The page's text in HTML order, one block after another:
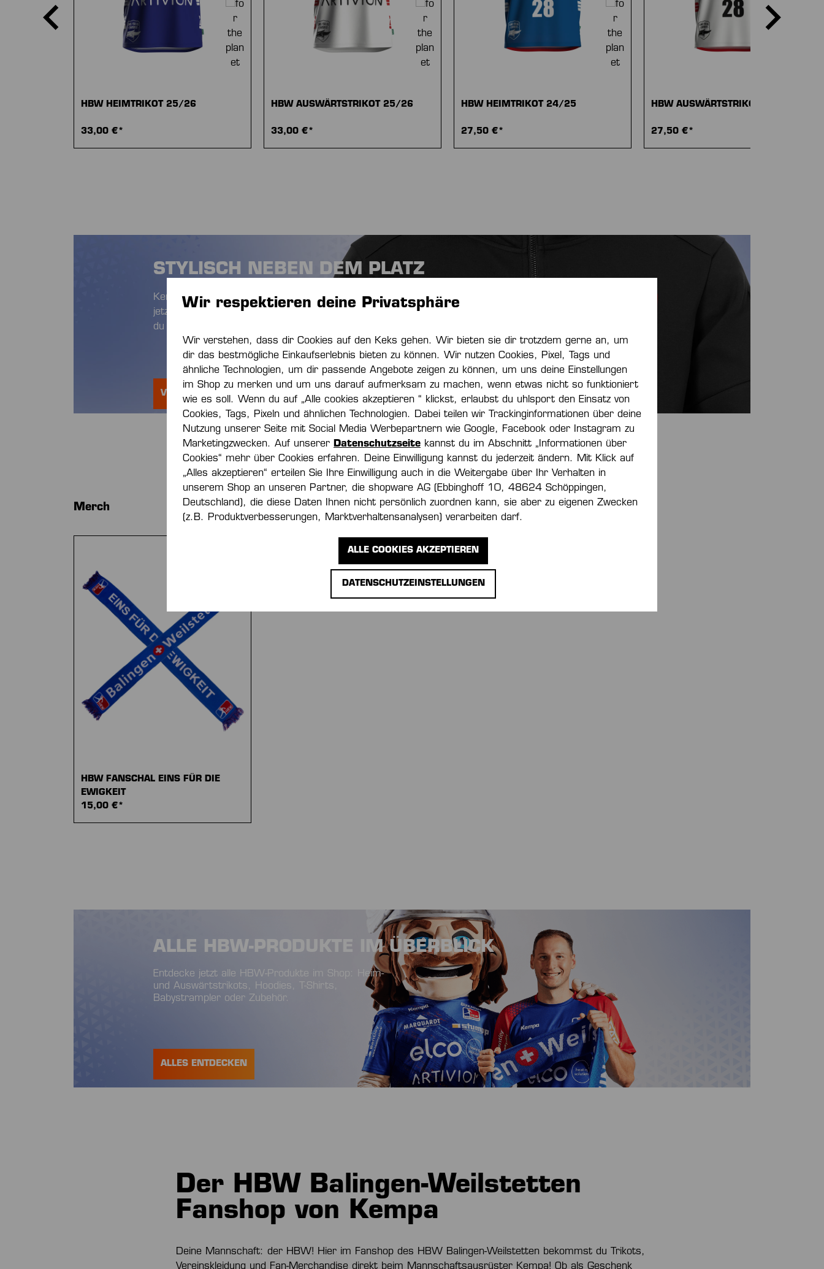
HBW HEIMTRIKOT 25/26
33,00 €*
HBW AUSWÄRTSTRIKOT 25/26
33,00 €*
HBW HEIMTRIKOT 24/25
27,50 €*
HBW AUSWÄRTSTRIKOT 24/25
27,50 €*
STYLISCH NEBEN DEM PLATZ
Kempa ist der offizielle Ausrüster des HBW Balingen-Weilstetten. Entdecke
jetzt die Vereinskleidung des HBW! Mit der STATUS Kollektion von Kempa bist
du bestens gerüstet für die Bank oder die Tribüne.
VEREINSKLEIDUNG SHOPPEN
Produktgalerie überspringen
Merch
HBW FANSCHAL EINS FÜR DIE
EWIGKEIT
15,00 €*
ALLE HBW-PRODUKTE IM ÜBERBLICK
Entdecke jetzt alle HBW-Produkte im Shop: Heim-
und Auswärtstrikots, Hoodies, T-Shirts,
Babystrampler oder Zubehör.
ALLES ENTDECKEN
Der HBW Balingen-Weilstetten
Fanshop von Kempa
Deine Mannschaft: der HBW! Hier im Fanshop des HBW Balingen-Weilstetten bekommst du Trikots,
Vereinskleidung und Fan-Merchandise direkt beim Mannschaftsausrüster Kempa! Ob als Geschenk
Wir respektieren deine Privatsphäre
Wir verstehen, dass dir Cookies auf den Keks gehen. Wir bieten sie dir trotzdem gerne an, um
dir das bestmögliche Einkaufserlebnis bieten zu können. Wir nutzen Cookies, Pixel, Tags und
ähnliche Technologien, um dir passende Angebote zeigen zu können, um uns deine Einstellungen
im Shop zu merken und um uns darauf aufmerksam zu machen, wenn etwas nicht so funktioniert
wie es soll. Wenn du auf „Alle cookies akzeptieren “ klickst, erlaubst du uhlsport den Einsatz von
Cookies, Tags, Pixeln und ähnlichen Technologien. Dabei teilen wir Trackinginformationen über deine
Nutzung unserer Seite mit Social Media Werbepartnern wie Google, Facebook oder Instagram zu
Marketingzwecken. Auf unserer Datenschutzseite kannst du im Abschnitt „Informationen über
Cookies“ mehr über Cookies erfahren. Deine Einwilligung kannst du jederzeit ändern. Mit Klick auf
„Alles akzeptieren“ erteilen Sie Ihre Einwilligung auch in die Weitergabe über Ihr Verhalten in
unserem Shop an unseren Partner, die shopware AG (Ebbinghoff 10, 48624 Schöppingen,
Deutschland), die diese Daten Ihnen nicht persönlich zuordnen kann, sie aber zu eigenen Zwecken
(z.B. Produktverbesserungen, Marktverhaltensanalysen) verarbeiten darf.
DATENSCHUTZEINSTELLUNGEN
ALLE COOKIES AKZEPTIEREN